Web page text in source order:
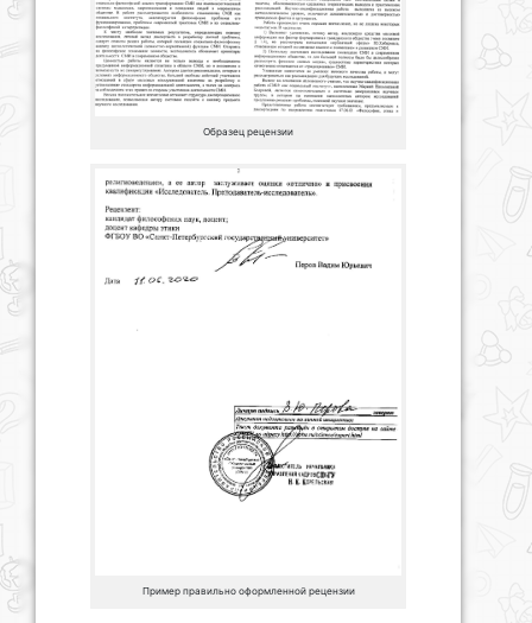
Образец рецензии
Пример правильно оформленной рецензии